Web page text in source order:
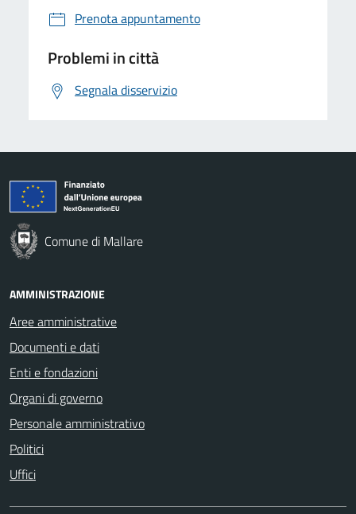
Prenota appuntamento
Problemi in città
Segnala disservizio
Comune di Mallare
AMMINISTRAZIONE
Aree amministrative
Documenti e dati
Enti e fondazioni
Organi di governo
Personale amministrativo
Politici
Uffici